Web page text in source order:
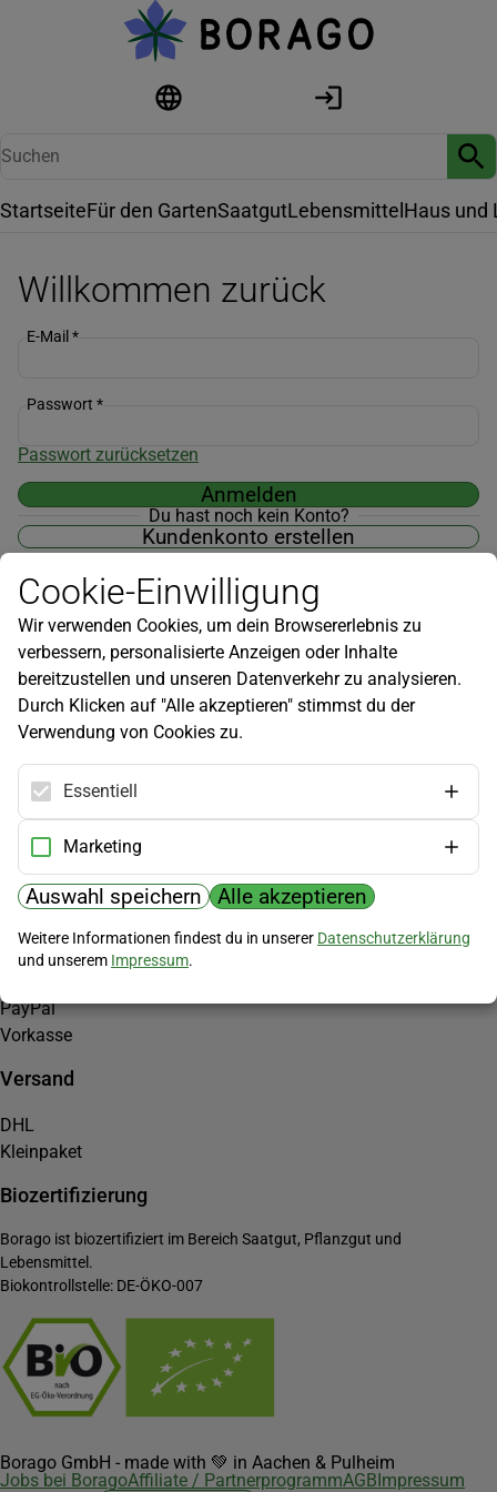
StartseiteFür den GartenSaatgutLebensmittel Haus und
Willkommen zurück
E-Mail *
Passwort *
Passwort zurücksetzen
Anmelden
Du hast noch kein Konto?
Kundenkonto erstellen
Newsletter
Infos zu neuen Produkten, Gartentipps und mehr findest du in
unserem Newsletter!
Jetzt anmelden
Hilfe
Kundenservice
Widerrufsbelehrung
Zahlungsmöglichkeiten
PayPal
Vorkasse
Versand
DHL
Kleinpaket
Biozertifizierung
Borago ist biozertifiziert im Bereich Saatgut, Pflanzgut und
Lebensmittel.
Biokontrollstelle: DE-ÖKO-007
Borago GmbH - made with 💚 in Aachen & Pulheim
Jobs bei BoragoAffiliate / PartnerprogrammAGB Impressum
Cookie-Einwilligung
Wir verwenden Cookies, um dein Browsererlebnis zu
verbessern, personalisierte Anzeigen oder Inhalte
bereitzustellen und unseren Datenverkehr zu analysieren.
Durch Klicken auf "Alle akzeptieren" stimmst du der
Verwendung von Cookies zu.
Essentiell
Marketing
Auswahl speichern Alle akzeptieren
Weitere Informationen findest du in unserer Datenschutzerklärung
und unserem Impressum.